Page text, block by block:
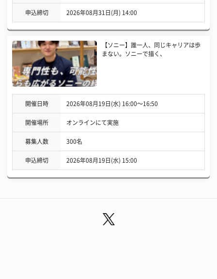
申込締切 2026年08月31日(月) 14:00
【ソニー】誰一人、同じキャリアは歩
まない。ソニーで描く、
開催日時 2026年08月19日(水) 16:00〜16:50
開催場所 オンラインにて実施
募集人数 300名
申込締切 2026年08月19日(水) 15:00